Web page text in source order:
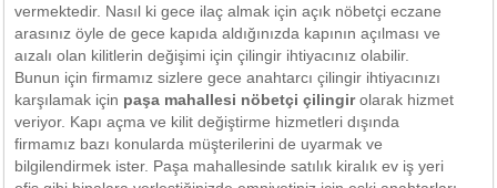
vermektedir. Nasıl ki gece ilaç almak için açık nöbetçi eczane
arasınız öyle de gece kapıda aldığınızda kapının açılması ve
aızalı olan kilitlerin değişimi için çilingir ihtiyacınız olabilir.
Bunun için firmamız sizlere gece anahtarcı çilingir ihtiyacınızı
karşılamak için paşa mahallesi nöbetçi çilingirolarak hizmet
veriyor. Kapı açma ve kilit değiştirme hizmetleri dışında
firmamız bazı konularda müşterilerini de uyarmak ve
bilgilendirmek ister. Paşa mahallesinde satılık kiralık ev iş yeri